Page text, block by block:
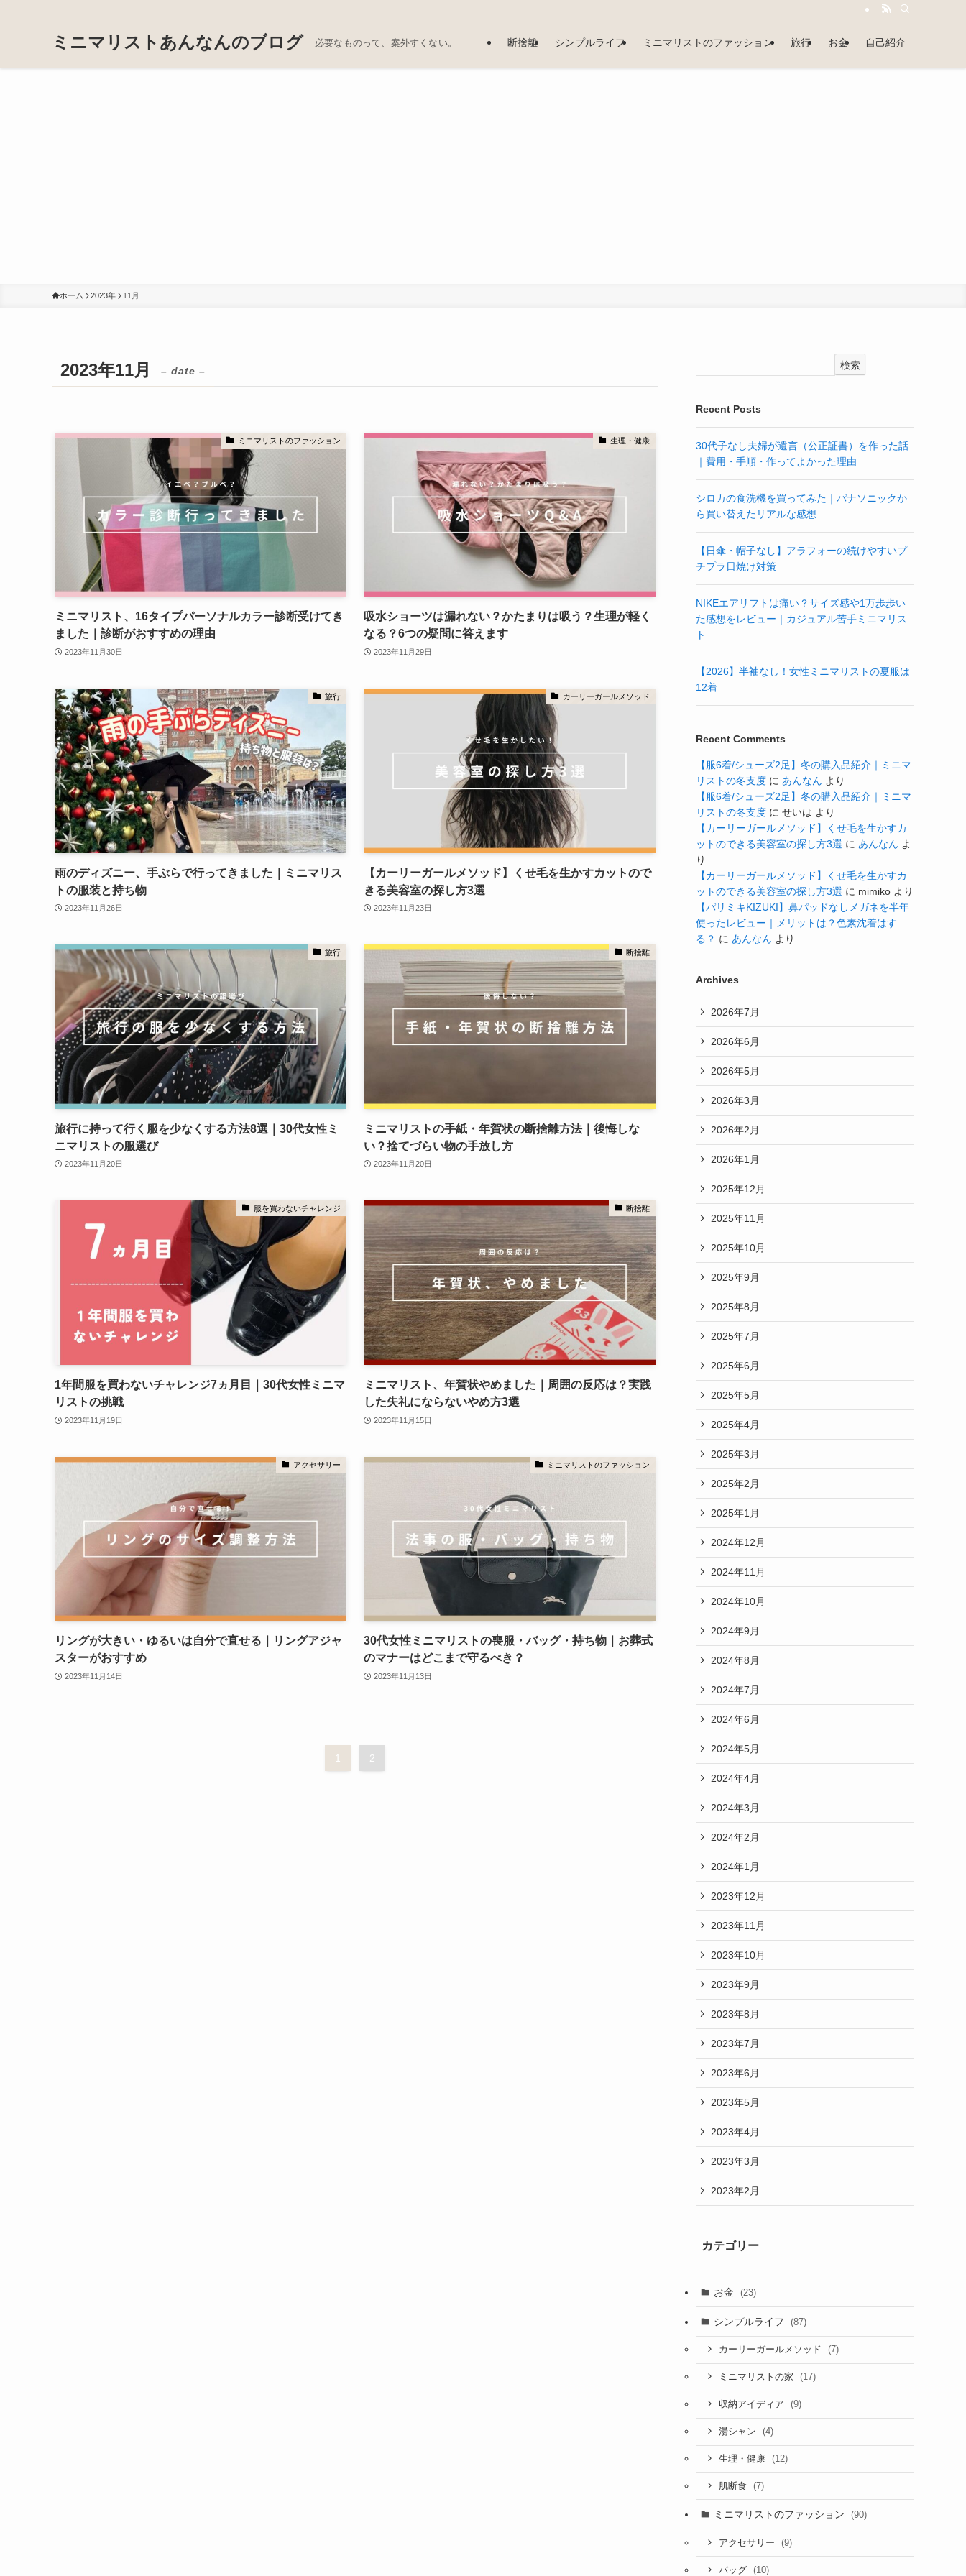
ミニマリストあんなんのブログ 必要なものって、案外すくない。 断捨離 シンプルライフ ミニマリストのファッション 旅行 お金 自己紹介
ホーム 2023年 11月
2023年11月 – date –
ミニマリストのファッション
ミニマリスト、16タイプパーソナルカラー診断受けてき
ました｜診断がおすすめの理由
2023年11月30日
生理・健康
吸水ショーツは漏れない？かたまりは吸う？生理が軽く
なる？6つの疑問に答えます
2023年11月29日
旅行
雨のディズニー、手ぶらで行ってきました｜ミニマリス
トの服装と持ち物
2023年11月26日
カーリーガールメソッド
【カーリーガールメソッド】くせ毛を生かすカットので
きる美容室の探し方3選
2023年11月23日
旅行
旅行に持って行く服を少なくする方法8選｜30代女性ミ
ニマリストの服選び
2023年11月20日
断捨離
ミニマリストの手紙・年賀状の断捨離方法｜後悔しな
い？捨てづらい物の手放し方
2023年11月20日
服を買わないチャレンジ
1年間服を買わないチャレンジ7ヵ月目｜30代女性ミニマ
リストの挑戦
2023年11月19日
断捨離
ミニマリスト、年賀状やめました｜周囲の反応は？実践
した失礼にならないやめ方3選
2023年11月15日
アクセサリー
リングが大きい・ゆるいは自分で直せる｜リングアジャ
スターがおすすめ
2023年11月14日
ミニマリストのファッション
30代女性ミニマリストの喪服・バッグ・持ち物｜お葬式
のマナーはどこまで守るべき？
2023年11月13日
1 2
検索
Recent Posts
30代子なし夫婦が遺言（公正証書）を作った話
｜費用・手順・作ってよかった理由
シロカの食洗機を買ってみた｜パナソニックか
ら買い替えたリアルな感想
【日傘・帽子なし】アラフォーの続けやすいプ
チプラ日焼け対策
NIKEエアリフトは痛い？サイズ感や1万歩歩い
た感想をレビュー｜カジュアル苦手ミニマリス
ト
【2026】半袖なし！女性ミニマリストの夏服は
12着
Recent Comments
【服6着/シューズ2足】冬の購入品紹介｜ミニマ
リストの冬支度 に あんなん より
【服6着/シューズ2足】冬の購入品紹介｜ミニマ
リストの冬支度 に せいは より
【カーリーガールメソッド】くせ毛を生かすカ
ットのできる美容室の探し方3選 に あんなん よ
り
【カーリーガールメソッド】くせ毛を生かすカ
ットのできる美容室の探し方3選 に mimiko より
【パリミキKIZUKI】鼻パッドなしメガネを半年
使ったレビュー｜メリットは？色素沈着はす
る？ に あんなん より
Archives
2026年7月
2026年6月
2026年5月
2026年3月
2026年2月
2026年1月
2025年12月
2025年11月
2025年10月
2025年9月
2025年8月
2025年7月
2025年6月
2025年5月
2025年4月
2025年3月
2025年2月
2025年1月
2024年12月
2024年11月
2024年10月
2024年9月
2024年8月
2024年7月
2024年6月
2024年5月
2024年4月
2024年3月
2024年2月
2024年1月
2023年12月
2023年11月
2023年10月
2023年9月
2023年8月
2023年7月
2023年6月
2023年5月
2023年4月
2023年3月
2023年2月
カテゴリー
お金 (23)
シンプルライフ (87)
カーリーガールメソッド (7)
ミニマリストの家 (17)
収納アイディア (9)
湯シャン (4)
生理・健康 (12)
肌断食 (7)
ミニマリストのファッション (90)
アクセサリー (9)
バッグ (10)